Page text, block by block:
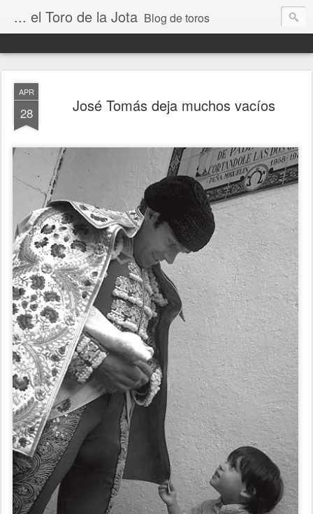
... el Toro de la Jota Blog de toros
APR
28 José Tomás deja muchos vacíos